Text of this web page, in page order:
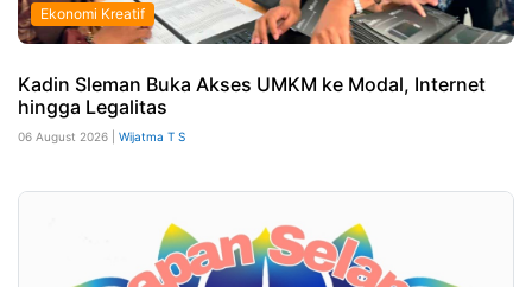
Ekonomi Kreatif
Kadin Sleman Buka Akses UMKM ke Modal, Internet
hingga Legalitas
06 August 2026 | Wijatma T S